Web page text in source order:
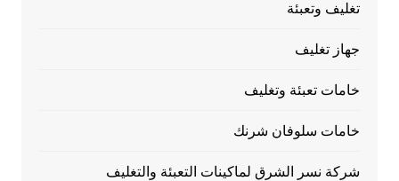
تغليف وتعبئة
جهاز تغليف
خامات تعبئة وتغليف
خامات سلوفان شرنك
شركة نسر الشرق لماكينات التعبئة والتغليف